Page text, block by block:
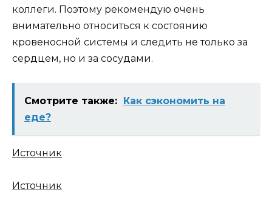
коллеги. Поэтому рекомендую очень
внимательно относиться к состоянию
кровеносной системы и следить не только за
сердцем, но и за сосудами.
Смотрите также: Как сэкономить на
еде?
Источник
Источник